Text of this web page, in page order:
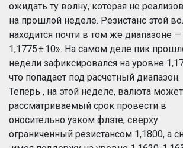
ожидать ту волну, которая не
на прошлой неделе. Резистанс этой
находится почти в том же диапазоне —
1,1775 ± 10». На самом деле пик
недели зафиксировался на уровне
что попадает под расчетный диапазон.
Теперь , на этой неделе, валюта
рассматриваемый срок провести в
оносительно узком флэте, сверху
ограниченный резистансом 1,1800, а